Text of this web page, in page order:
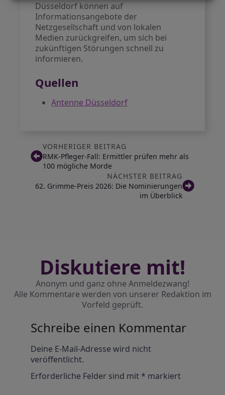
Düsseldorf können auf
Informationsangebote der
Netzgesellschaft und von lokalen
Medien zurückgreifen, um sich bei
zukünftigen Störungen schnell zu
informieren.
Quellen
Antenne Düsseldorf
VORHERIGER BEITRAG
RMK-Pfleger-Fall: Ermittler prüfen mehr als
100 mögliche Morde
NÄCHSTER BEITRAG
62. Grimme-Preis 2026: Die Nominierungen
im Überblick
Diskutiere mit!
Anonym und ganz ohne Anmeldezwang!
Alle Kommentare werden von unserer Redaktion im
Vorfeld geprüft.
Schreibe einen Kommentar
Deine E-Mail-Adresse wird nicht
veröffentlicht.
Erforderliche Felder sind mit* markiert